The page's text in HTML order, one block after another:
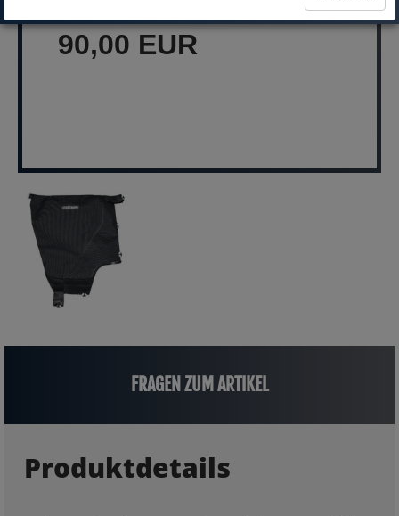
90,00 EUR
FRAGEN ZUM ARTIKEL
Produktdetails